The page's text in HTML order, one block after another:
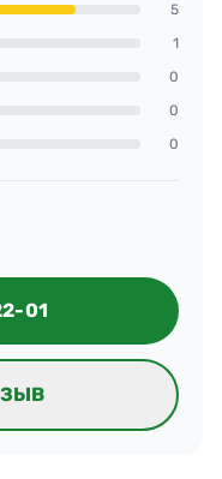
5
1
0
0
0
01